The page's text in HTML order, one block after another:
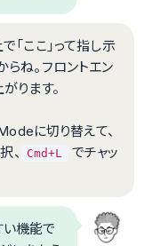
「ここ」って指し示
ね。フロントエン
ります。
に切り替えて、
、 Cmd+L
でチャッ
機能で